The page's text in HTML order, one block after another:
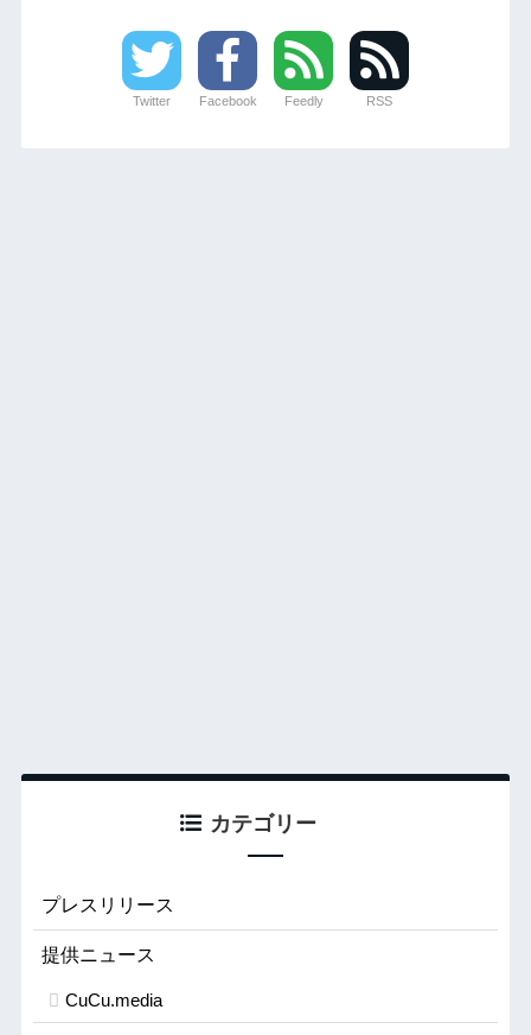
Twitter Facebook Feedly RSS
カテゴリー
プレスリリース
提供ニュース
CuCu.media